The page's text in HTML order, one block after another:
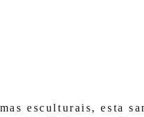
esculturais, esta